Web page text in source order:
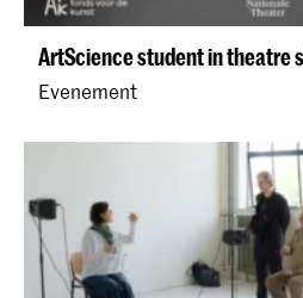
ArtScience student in theatre
Evenement